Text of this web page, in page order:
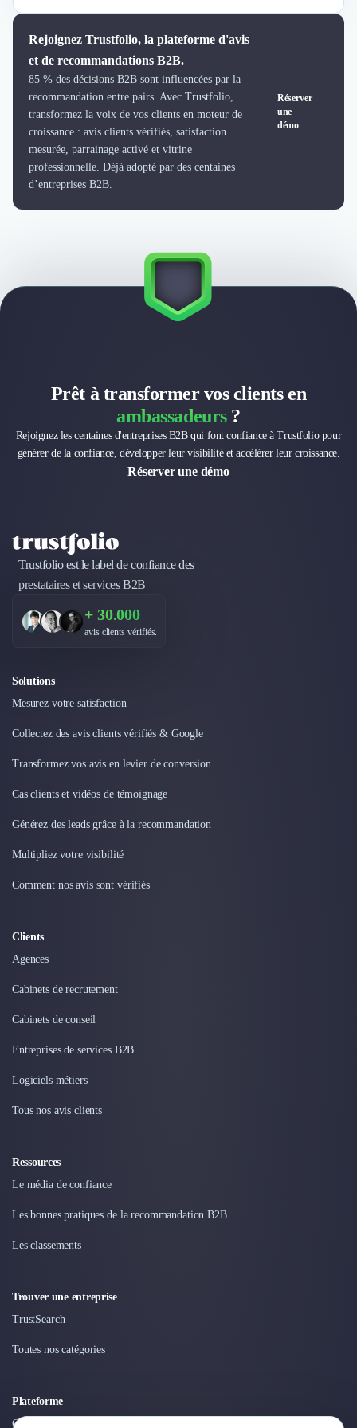
Réalité Virtuelle (VR)
Bureaux d'Entreprise
Déménagement
Impression
Logistique
Traduction
Traiteur & Restauration
Conception & Aménagement de Bureaux
Sourcing et Imports
Office Management
Développement à l'international
Gestion Immobilière
Logiciel PropTech
Espaces de Coworking
Rejoignez Trustfolio, la plateforme d'avis
et de recommandations B2B.
85 % des décisions B2B sont influencées par la
recommandation entre pairs. Avec Trustfolio,
transformez la voix de vos clients en moteur de
croissance : avis clients vérifiés, satisfaction
mesurée, parrainage activé et vitrine
professionnelle. Déjà adopté par des centaines
d’entreprises B2B.
Réserver
une
démo
Prêt à transformer vos clients en
ambassadeurs?
Rejoignez les centaines d'entreprises B2B qui font confiance à Trustfolio pour
générer de la confiance, développer leur visibilité et accélérer leur croissance.
Réserver une démo
Trustfolio est le label de confiance des
prestataires et services B2B
+ 30.000
avis clients vérifiés.
Solutions
Mesurez votre satisfaction
Collectez des avis clients vérifiés & Google
Transformez vos avis en levier de conversion
Cas clients et vidéos de témoignage
Générez des leads grâce à la recommandation
Multipliez votre visibilité
Comment nos avis sont vérifiés
Clients
Agences
Cabinets de recrutement
Cabinets de conseil
Entreprises de services B2B
Logiciels métiers
Tous nos avis clients
Ressources
Le média de confiance
Les bonnes pratiques de la recommandation B2B
Les classements
Trouver une entreprise
TrustSearch
Toutes nos catégories
Plateforme
Connexion